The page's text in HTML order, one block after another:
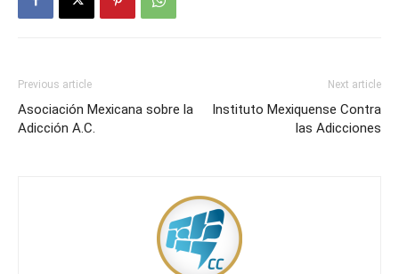
Previous article
Asociación Mexicana sobre la
Adicción A.C.
Next article
Instituto Mexiquense Contra
las Adicciones